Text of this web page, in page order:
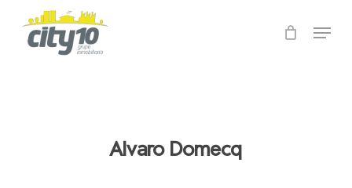
Menu
Alvaro Domecq